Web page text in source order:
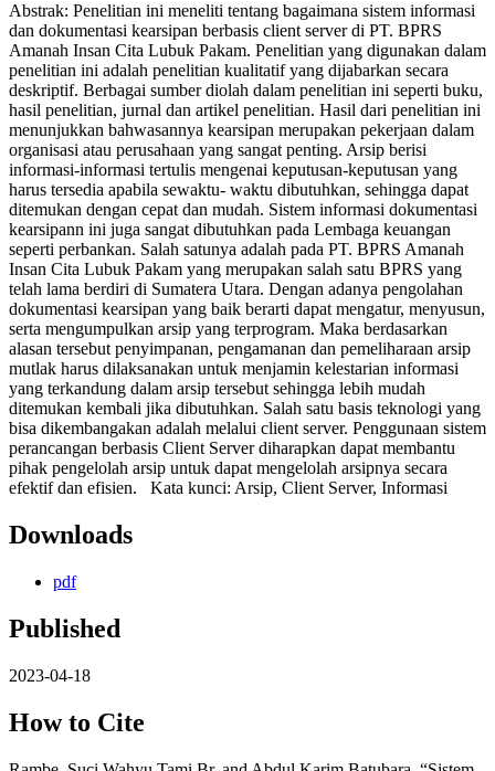
Abstrak: Penelitian ini meneliti tentang bagaimana sistem informasi
dan dokumentasi kearsipan berbasis client server di PT. BPRS
Amanah Insan Cita Lubuk Pakam. Penelitian yang digunakan dalam
penelitian ini adalah penelitian kualitatif yang dijabarkan secara
deskriptif. Berbagai sumber diolah dalam penelitian ini seperti buku,
hasil penelitian, jurnal dan artikel penelitian. Hasil dari penelitian ini
menunjukkan bahwasannya kearsipan merupakan pekerjaan dalam
organisasi atau perusahaan yang sangat penting. Arsip berisi
informasi-informasi tertulis mengenai keputusan-keputusan yang
harus tersedia apabila sewaktu- waktu dibutuhkan, sehingga dapat
ditemukan dengan cepat dan mudah. Sistem informasi dokumentasi
kearsipann ini juga sangat dibutuhkan pada Lembaga keuangan
seperti perbankan. Salah satunya adalah pada PT. BPRS Amanah
Insan Cita Lubuk Pakam yang merupakan salah satu BPRS yang
telah lama berdiri di Sumatera Utara. Dengan adanya pengolahan
dokumentasi kearsipan yang baik berarti dapat mengatur, menyusun,
serta mengumpulkan arsip yang terprogram. Maka berdasarkan
alasan tersebut penyimpanan, pengamanan dan pemeliharaan arsip
mutlak harus dilaksanakan untuk menjamin kelestarian informasi
yang terkandung dalam arsip tersebut sehingga lebih mudah
ditemukan kembali jika dibutuhkan. Salah satu basis teknologi yang
bisa dikembangakan adalah melalui client server. Penggunaan sistem
perancangan berbasis Client Server diharapkan dapat membantu
pihak pengelolah arsip untuk dapat mengelolah arsipnya secara
efektif dan efisien. Kata kunci: Arsip, Client Server, Informasi
Downloads
pdf
Published
2023-04-18
How to Cite